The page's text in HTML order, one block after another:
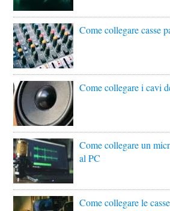
Come collegare casse
Come collegare i cavi
Come collegare un
al PC
Come collegare le